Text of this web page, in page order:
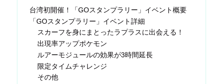
台湾初開催！「GOスタンプラリー」イベント概要
「GOスタンプラリー」イベント詳細
スカーフを身にまとったラプラスに出会える！
出現率アップポケモン
ルアーモジュールの効果が3時間延長
限定タイムチャレンジ
その他